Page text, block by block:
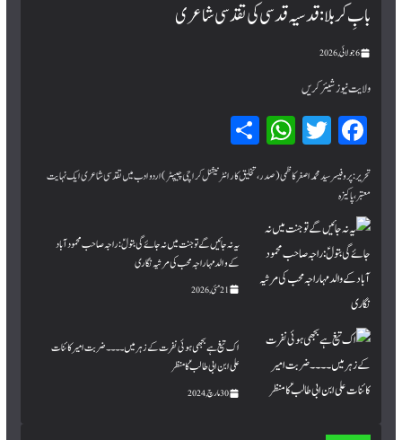
بابِ کربلا : قدسیہ قدسی کی تقدسی شاعری
6 جولائی, 2026
ولایت نیوز شیئر کریں
Fa
ce
bo
ok
T
wi
tte
r
W
hat
sA
Sh
ar
e
تحریر:پروفیسر سید محمد اصغر کاظمی (صدر، تخلیق کار انٹرنیشنل کراچی چیپٹر) اردو ادب میں تقدسی شاعری ایک نہایت
معتبر، پاکیزہ
یہ نہ جائیں گے تو جنت میں نہ جائے گی بتولؑ: راجہ صاحب محمود آباد
کے والد مہاراجہ محب کی مرثیہ نگاری
21 مئی, 2026
اک تیغ ہے بجھی ہوئی نفرت کے زہر میں۔۔۔۔ ضربت امیر کائنات
علی ابن ابی طالبؑ کا منظر
30 مارچ, 2024